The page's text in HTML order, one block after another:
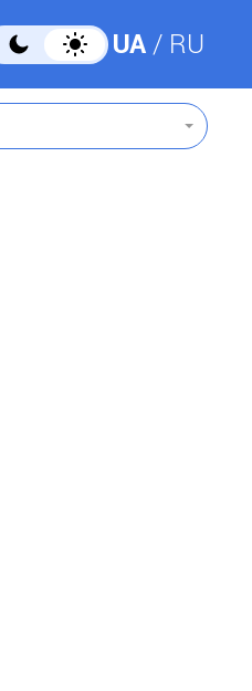
UA RU